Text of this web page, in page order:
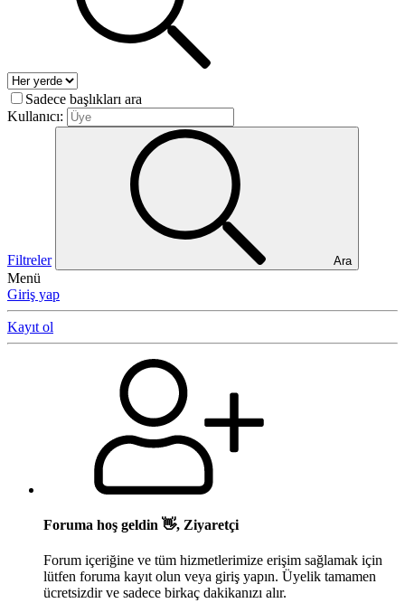
Sadece başlıkları ara
Kullanıcı:
Filtreler Ara
Menü
Giriş yap
Kayıt ol
Foruma hoş geldin 👋, Ziyaretçi
Forum içeriğine ve tüm hizmetlerimize erişim sağlamak için
lütfen foruma kayıt olun veya giriş yapın. Üyelik tamamen
ücretsizdir ve sadece birkaç dakikanızı alır.